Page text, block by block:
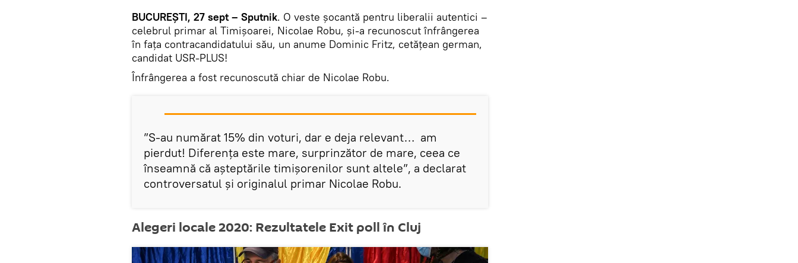
BUCUREȘTI, 27 sept – Sputnik. O veste șocantă pentru liberalii autentici –
celebrul primar al Timișoarei, Nicolae Robu, și-a recunoscut înfrângerea
în fața contracandidatului său, un anume Dominic Fritz, cetăţean german,
candidat USR-PLUS!
Înfrângerea a fost recunoscută chiar de Nicolae Robu.
”S-au numărat 15% din voturi, dar e deja relevant… am
pierdut! Diferenţa este mare, surprinzător de mare, ceea ce
înseamnă că aşteptările timişorenilor sunt altele”, a declarat
controversatul și originalul primar Nicolae Robu.
Alegeri locale 2020: Rezultatele Exit poll în Cluj